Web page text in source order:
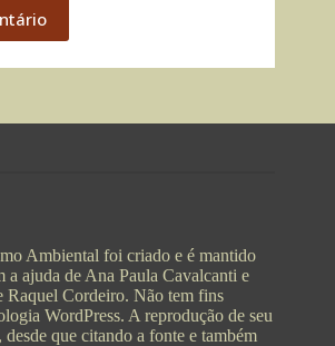
Ambiental foi criado e é mantido
a ajuda de Ana Paula Cavalcanti e
Raquel Cordeiro. Não tem fins
WordPress. A reprodução de seu
que citando a fonte e também